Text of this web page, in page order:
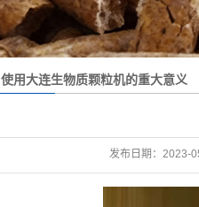
使用大连生物质颗粒机的重大意义
发布日期： 2023-